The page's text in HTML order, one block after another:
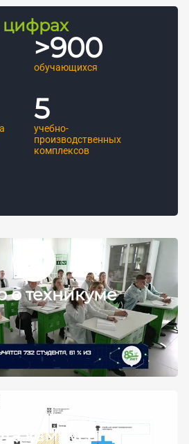
цифрах
обучающихся
>900
учебно-
производственных
комплексов
5
о техникуме
кампуса